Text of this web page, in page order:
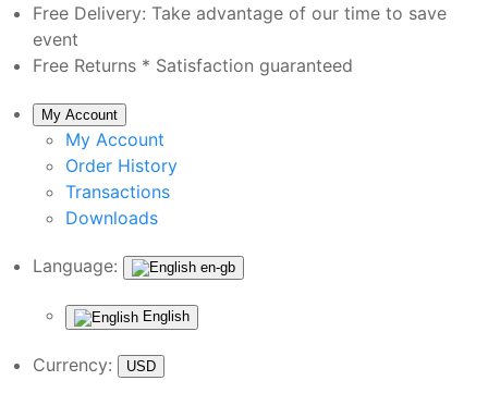
Free Delivery: Take advantage of our time to save
event
Free Returns * Satisfaction guaranteed
My Account
My Account
Order History
Transactions
Downloads
Language: en-gb
English
Currency: USD